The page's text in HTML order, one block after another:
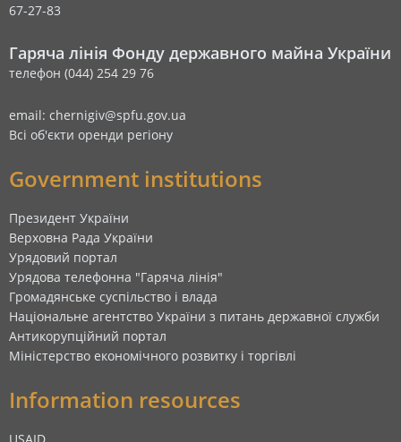
67-27-83
Гаряча лінія Фонду державного майна України
телефон (044) 254 29 76
email: chernigiv@spfu.gov.ua
Всі об'єкти оренди регіону
Government institutions
Президент України
Верховна Рада України
Урядовий портал
Урядова телефонна "Гаряча лінія"
Громадянське суспільство і влада
Національне агентство України з питань державної служби
Антикорупційний портал
Міністерство економічного розвитку і торгівлі
Information resources